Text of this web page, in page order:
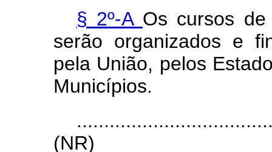
§ 2º-A Os cursos
serão organizados e
pela União, pelos
Municípios.
(NR)